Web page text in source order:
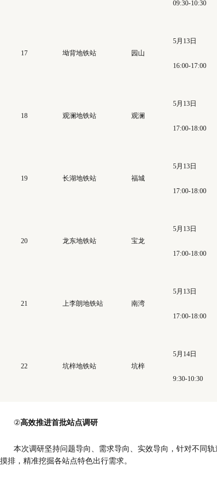
09:30-10:30
17 坳背地铁站 园山
5月13日
16:00-17:00
18 观澜地铁站 观澜
5月13日
17:00-18:00
19 长湖地铁站 福城
5月13日
17:00-18:00
20 龙东地铁站 宝龙
5月13日
17:00-18:00
21 上李朗地铁站 南湾
5月13日
17:00-18:00
22 坑梓地铁站 坑梓
5月14日
9:30-10:30
②高效推进首批站点调研
本次调研坚持问题导向、需求导向、实效导向，针对不同
摸排，精准挖掘各站点特色出行需求。